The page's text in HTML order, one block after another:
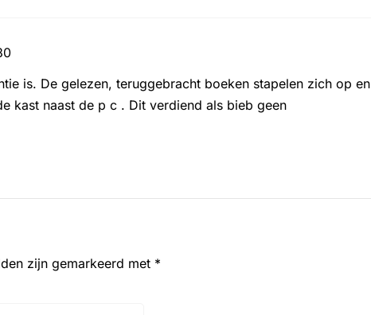
is. De gelezen, teruggebracht boeken stapelen zich op en
kast naast de p c . Dit verdiend als bieb geen
zijn gemarkeerd met *